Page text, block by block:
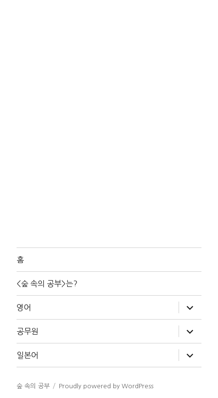
홈
<숲 속의 공부>는?
영어
위
메
확
장
공무원
위
메
확
장
일본어
위
메
숲 속의 공부 Proudly powered by WordPress